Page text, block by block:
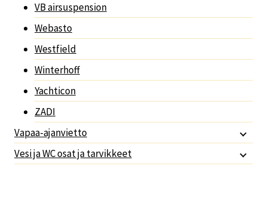
VB airsuspension
Webasto
Westfield
Winterhoff
Yachticon
ZADI
Vapaa-ajanvietto
Vesi ja WC osat ja tarvikkeet